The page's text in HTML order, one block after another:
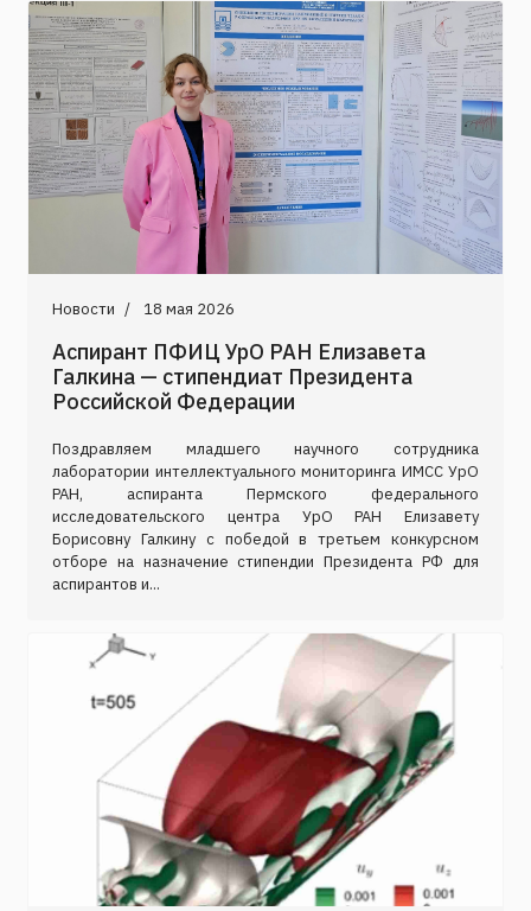
Новости 18 мая 2026
Аспирант ПФИЦ УрО РАН Елизавета
Галкина — стипендиат Президента
Российской Федерации
Поздравляем младшего научного сотрудника
лаборатории интеллектуального мониторинга ИМСС УрО
РАН, аспиранта Пермского федерального
исследовательского центра УрО РАН Елизавету
Борисовну Галкину с победой в третьем конкурсном
отборе на назначение стипендии Президента РФ для
аспирантов и...